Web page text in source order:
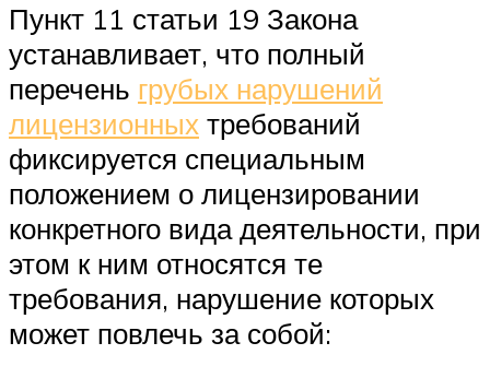
Пункт 11 статьи 19 Закона
устанавливает, что полный
перечень грубых нарушений
лицензионных требований
фиксируется специальным
положением о лицензировании
конкретного вида деятельности, при
этом к ним относятся те
требования, нарушение которых
может повлечь за собой: